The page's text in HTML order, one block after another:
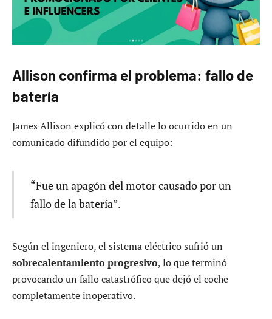
Allison confirma el problema: fallo de
batería
James Allison explicó con detalle lo ocurrido en un
comunicado difundido por el equipo:
“Fue un apagón del motor causado por un
fallo de la batería”.
Según el ingeniero, el sistema eléctrico sufrió un
sobrecalentamiento progresivo, lo que terminó
provocando un fallo catastrófico que dejó el coche
completamente inoperativo.